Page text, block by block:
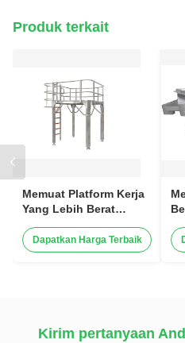
Produk terkait
Memuat Platform Kerja
Yang Lebih Berat
Kemasan Makanan
Dapatkan Harga Terbaik
Kirim pertanyaan